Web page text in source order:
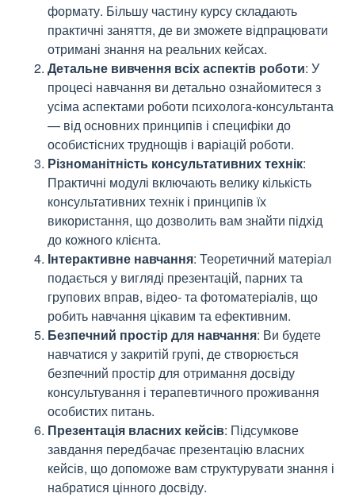
формату. Більшу частину курсу складають
практичні заняття, де ви зможете відпрацювати
отримані знання на реальних кейсах.
Детальне вивчення всіх аспектів роботи: У
процесі навчання ви детально ознайомитеся з
усіма аспектами роботи психолога-консультанта
— від основних принципів і специфіки до
особистісних труднощів і варіацій роботи.
Різноманітність консультативних технік:
Практичні модулі включають велику кількість
консультативних технік і принципів їх
використання, що дозволить вам знайти підхід
до кожного клієнта.
Інтерактивне навчання: Теоретичний матеріал
подається у вигляді презентацій, парних та
групових вправ, відео- та фотоматеріалів, що
робить навчання цікавим та ефективним.
Безпечний простір для навчання: Ви будете
навчатися у закритій групі, де створюється
безпечний простір для отримання досвіду
консультування і терапевтичного проживання
особистих питань.
Презентація власних кейсів: Підсумкове
завдання передбачає презентацію власних
кейсів, що допоможе вам структурувати знання і
набратися цінного досвіду.